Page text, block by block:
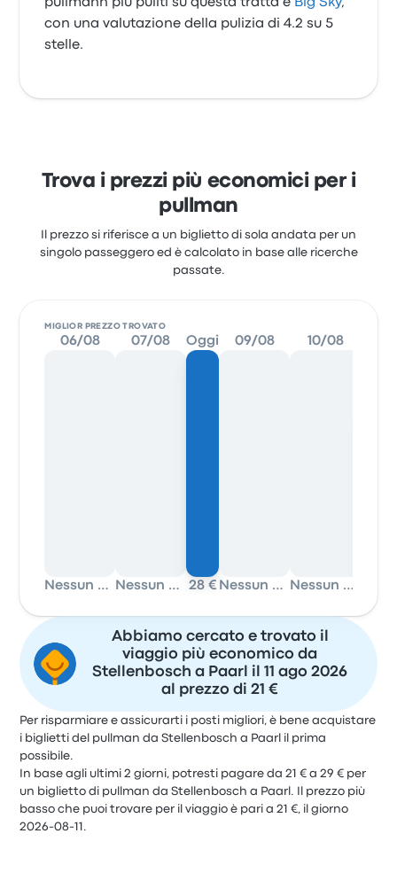
pullmann più puliti su questa tratta è Big Sky,
con una valutazione della pulizia di 4.2 su 5
stelle.
Trova i prezzi più economici per i
pullman
Il prezzo si riferisce a un biglietto di sola andata per un
singolo passeggero ed è calcolato in base alle ricerche
passate.
MIGLIOR PREZZO TROVATO
06/08
Nessun dato
07/08
Nessun dato
Oggi
28 €
09/08
Nessun dato
10/08
Nessun dato
Abbiamo cercato e trovato il
viaggio più economico da
Stellenbosch a Paarl il 11 ago 2026
al prezzo di 21 €
Per risparmiare e assicurarti i posti migliori, è bene acquistare
i biglietti del pullman da Stellenbosch a Paarl il prima
possibile.
In base agli ultimi 2 giorni, potresti pagare da 21 € a 29 € per
un biglietto di pullman da Stellenbosch a Paarl. Il prezzo più
basso che puoi trovare per il viaggio è pari a 21 €, il giorno
2026-08-11.